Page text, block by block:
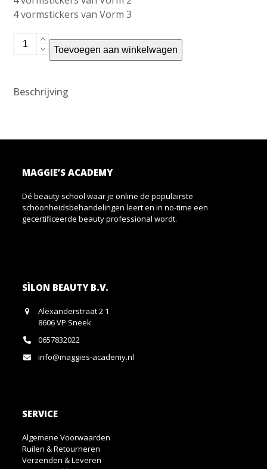
4 vormstickers van Vorm 3
Airbrush
aantal
Toevoegen aan winkelwagen
Beschrijving
MAGGIE’S ACADEMY
Dé beauty school waar je online de populairste
schoonheidsbehandelingen leert en in no-time een
gecertificeerde beauty professional wordt.
SÌLON BEAUTY B.V.
Alexanderstraat 2 1
8606 VP Sneek
0657832022
info@maggies-academy.nl
SERVICE
Algemene Voorwaarden
Ruilen & Retourneren
Verzenden & Leveren